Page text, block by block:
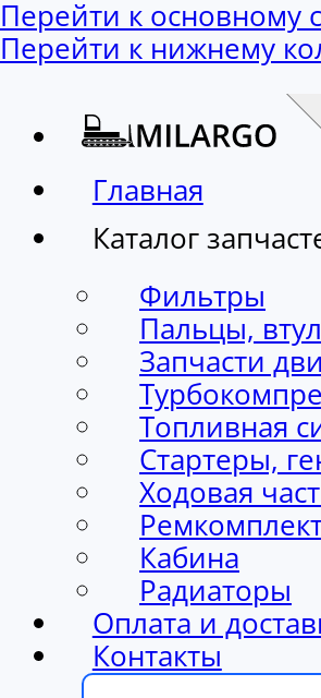
Перейти к основному
Перейти к нижнему
Главная
Каталог
Фильтры
Пальцы,
Запчасти
Топливная
Стартеры,
Ходовая
Кабина
Радиаторы
Оплата и
Контакты